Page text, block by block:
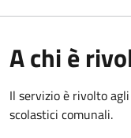
A chi è
Il servizio è rivolto
scolastici comunali.